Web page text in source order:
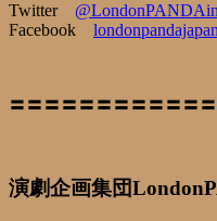
Twitter
Facebook londonpandajapan
〓〓〓〓〓〓〓〓〓〓〓
演劇企画集団